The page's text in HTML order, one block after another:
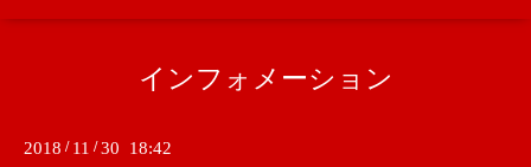
インフォメーション
2018 / 11 /30 18:42